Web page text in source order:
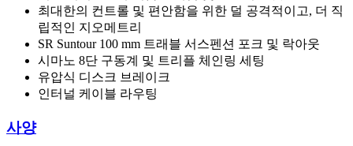
최대한의 컨트롤 및 편안함을 위한 덜 공격적이고, 더 직
립적인 지오메트리
SR Suntour 100 mm 트래블 서스펜션 포크 및 락아웃
시마노 8단 구동계 및 트리플 체인링 세팅
유압식 디스크 브레이크
인터널 케이블 라우팅
사양